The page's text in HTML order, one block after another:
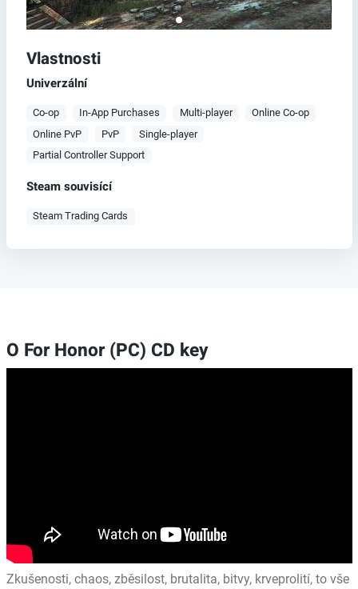
Vlastnosti
Univerzální
Co-op In-App Purchases Multi-player
Online Co-op
Online PvP
PvP
Single-player
Partial Controller Support
Steam souvisící
Steam Trading Cards
O For Honor (PC) CD key
Zkušenosti, chaos, zběsilost, brutalita, bitvy, krveprolití, to vše